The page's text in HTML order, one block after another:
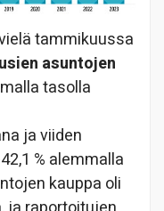
tammikuussa
asuntojen
tasolla
ja viiden
% alemmalla
kauppa oli